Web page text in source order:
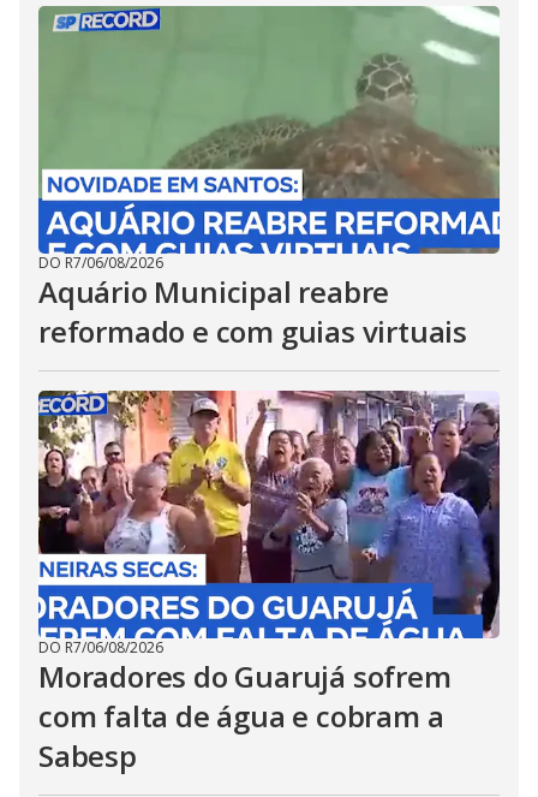
DO R7/06/08/2026
Aquário Municipal reabre
reformado e com guias virtuais
DO R7/06/08/2026
Moradores do Guarujá sofrem
com falta de água e cobram a
Sabesp